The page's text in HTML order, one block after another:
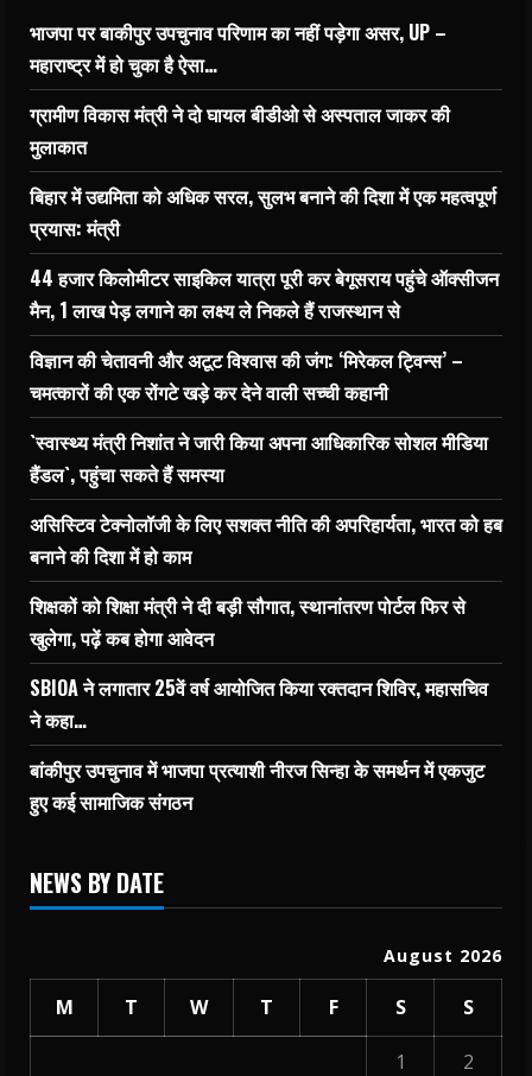
भाजपा पर बाकीपुर उपचुनाव परिणाम का नहीं पड़ेगा असर, UP –
महाराष्ट्र में हो चुका है ऐसा…
ग्रामीण विकास मंत्री ने दो घायल बीडीओ से अस्पताल जाकर की
मुलाकात
बिहार में उद्यमिता को अधिक सरल, सुलभ बनाने की दिशा में एक महत्वपूर्ण
प्रयास: मंत्री
44 हजार किलोमीटर साइकिल यात्रा पूरी कर बेगूसराय पहुंचे ऑक्सीजन
मैन, 1 लाख पेड़ लगाने का लक्ष्य ले निकले हैं राजस्थान से
विज्ञान की चेतावनी और अटूट विश्वास की जंग: ‘मिरेकल ट्विन्स’ –
चमत्कारों की एक रोंगटे खड़े कर देने वाली सच्ची कहानी
`स्वास्थ्य मंत्री निशांत ने जारी किया अपना आधिकारिक सोशल मीडिया
हैंडल`, पहुंचा सकते हैं समस्या
असिस्टिव टेक्नोलॉजी के लिए सशक्त नीति की अपरिहार्यता, भारत को हब
बनाने की दिशा में हो काम
शिक्षकों को शिक्षा मंत्री ने दी बड़ी सौगात, स्थानांतरण पोर्टल फिर से
खुलेगा, पढ़ें कब होगा आवेदन
SBIOA ने लगातार 25वें वर्ष आयोजित किया रक्तदान शिविर, महासचिव
ने कहा…
बांकीपुर उपचुनाव में भाजपा प्रत्याशी नीरज सिन्हा के समर्थन में एकजुट
हुए कई सामाजिक संगठन
NEWS BY DATE
August 2026
M T W T F S S
1
2